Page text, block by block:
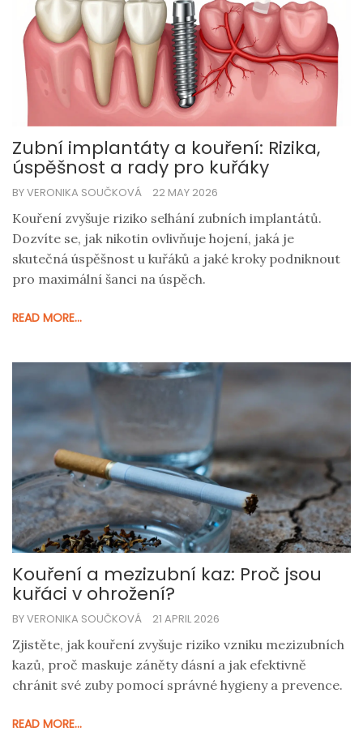
Zubní implantáty a kouření: Rizika,
úspěšnost a rady pro kuřáky
BY VERONIKA SOUČKOVÁ 22 MAY 2026
Kouření zvyšuje riziko selhání zubních implantátů.
Dozvíte se, jak nikotin ovlivňuje hojení, jaká je
skutečná úspěšnost u kuřáků a jaké kroky podniknout
pro maximální šanci na úspěch.
READ MORE...
Kouření a mezizubní kaz: Proč jsou
kuřáci v ohrožení?
BY VERONIKA SOUČKOVÁ 21 APRIL 2026
Zjistěte, jak kouření zvyšuje riziko vzniku mezizubních
kazů, proč maskuje záněty dásní a jak efektivně
chránit své zuby pomocí správné hygieny a prevence.
READ MORE...